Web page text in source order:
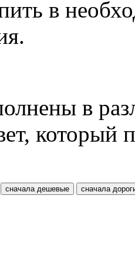
в
в
который